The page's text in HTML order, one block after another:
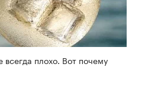
всегда плохо. Вот почему